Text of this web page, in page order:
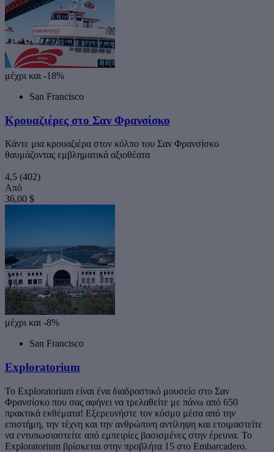
μέχρι και -18%
San Francisco
Κρουαζιέρες στο Σαν Φρανσίσκο
Κάντε μια κρουαζιέρα στον κόλπο του Σαν Φρανσίσκο
θαυμάζοντας εμβληματικά αξιοθέατα
4,5 (402)
Από
36,00 $
μέχρι και -8%
San Francisco
Exploratorium
Το Exploratorium είναι ένα διαδραστικό μουσείο στο Σαν
Φρανσίσκο που σας αφήνει να τρελαθείτε με πάνω από 650
πρακτικά εκθέματα! Εξερευνήστε τον κόσμο μέσα από την
επιστήμη, την τέχνη και την ανθρώπινη αντίληψη και ετοιμαστείτε
να εντυπωσιαστείτε από εμπειρίες βασισμένες στην έρευνα. Το
Exploratorium βρίσκεται στην προβλήτα 15 στο Embarcadero.